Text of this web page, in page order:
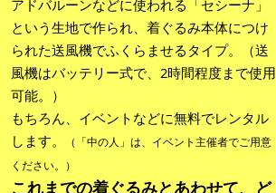
アドバルーンなどに使われる「セシーナ」
という生地で作られ、着ぐるみ本体につけ
られた送風機でふくらませるタイプ。（送
風機はバッテリー式で、2時間程度まで使用
可能。）
もちろん、イベントなどに無料でレンタル
します。
（「中の人」は、イベント主催者でご用意
ください。）
これまでの着ぐるみとあわせて、ど